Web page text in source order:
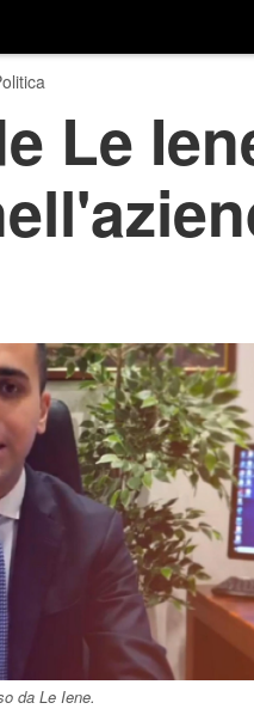
Le
da Le Iene.